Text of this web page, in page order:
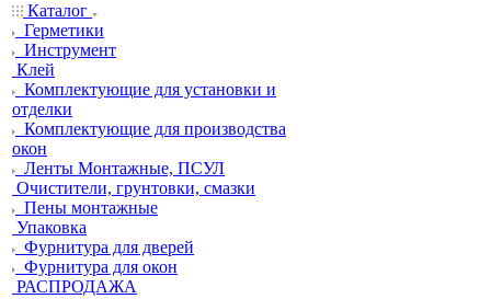
Каталог
Герметики
Инструмент
Клей
Комплектующие для установки и
отделки
Комплектующие для производства
окон
Ленты Монтажные, ПСУЛ
Очистители, грунтовки, смазки
Пены монтажные
Упаковка
Фурнитура для дверей
Фурнитура для окон
РАСПРОДАЖА